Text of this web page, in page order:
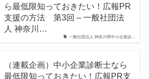
一般社団法人 神奈川県中小企業診…
ら最低限知っておきたい！広報PR
支援の方法 第3回 – 一般社団法
人 神奈川…
（連載企画）中小企業診断士なら
最低限知っておきたい！広報PR支